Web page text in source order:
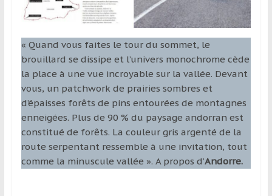
« Quand vous faites le tour du sommet, le
brouillard se dissipe et l’univers monochrome cède
la place à une vue incroyable sur la vallée. Devant
vous, un patchwork de prairies sombres et
d’épaisses forêts de pins entourées de montagnes
enneigées. Plus de 90 % du paysage andorran est
constitué de forêts. La couleur gris argenté de la
route serpentant ressemble à une invitation, tout
comme la minuscule vallée ». A propos d’Andorre.